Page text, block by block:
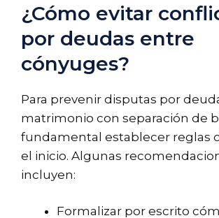
¿Cómo evitar
por deudas entre
cónyuges?
Para prevenir disputas por
matrimonio con separación de
fundamental establecer reglas
el inicio. Algunas
incluyen:
Formalizar por escrito